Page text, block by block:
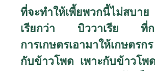
ที่จะทำให้เพี้ยพวกนี้ไม่สบา
เรียกว่า บิววาเรีย ที่กร
การเกษตรเอามาให้เกษ
กับข้าวโพด เพาะกับข้าวโพ